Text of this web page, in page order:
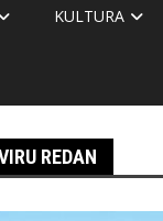
KULTURA
REDAN